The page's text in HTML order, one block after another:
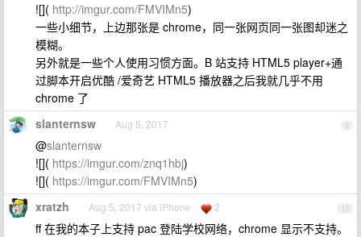
![]( http://imgur.com/FMVIMn5)
一些小细节，上边那张是 chrome，同一张网页同一张图却迷之
模糊。
另外就是一些个人使用习惯方面。B 站支持 HTML5 player+通
过脚本开启优酷 /爱奇艺 HTML5 播放器之后我就几乎不用
chrome 了
9
slanternsw Aug 5, 2017
@slanternsw
![]( https://imgur.com/znq1hbj)
![]( https://imgur.com/FMVIMn5)
10
xratzh Aug 5, 2017 via iPhone 2
ff 在我的本子上支持 pac 登陆学校网络，chrome 显示不支持。